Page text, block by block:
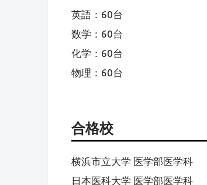
英語：60台
数学：60台
化学：60台
物理：60台
合格校
横浜市立大学 医学部医学科
日本医科大学 医学部医学科